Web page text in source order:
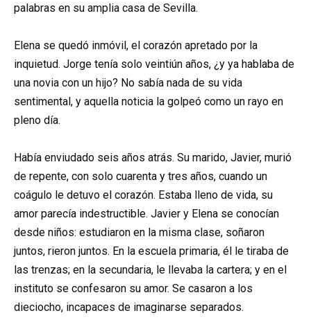
palabras en su amplia casa de Sevilla.
Elena se quedó inmóvil, el corazón apretado por la
inquietud. Jorge tenía solo veintiún años, ¿y ya hablaba de
una novia con un hijo? No sabía nada de su vida
sentimental, y aquella noticia la golpeó como un rayo en
pleno día.
Había enviudado seis años atrás. Su marido, Javier, murió
de repente, con solo cuarenta y tres años, cuando un
coágulo le detuvo el corazón. Estaba lleno de vida, su
amor parecía indestructible. Javier y Elena se conocían
desde niños: estudiaron en la misma clase, soñaron
juntos, rieron juntos. En la escuela primaria, él le tiraba de
las trenzas; en la secundaria, le llevaba la cartera; y en el
instituto se confesaron su amor. Se casaron a los
dieciocho, incapaces de imaginarse separados.